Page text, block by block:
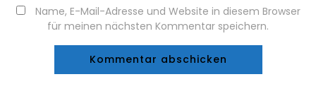
Name, E-Mail-Adresse und Website in diesem Browser
für meinen nächsten Kommentar speichern.